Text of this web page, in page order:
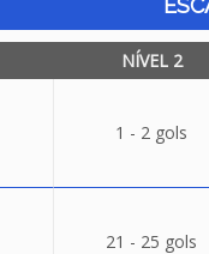
NÍVEL 2
1 - 2 gols
21 - 25 gols